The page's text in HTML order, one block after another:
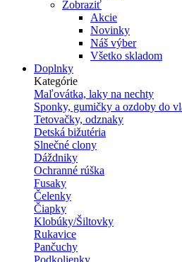
Zobraziť
Akcie
Novinky
Náš výber
Všetko skladom
Doplnky
Kategórie
Maľovátka, laky na nechty
Sponky, gumičky a ozdoby do
Tetovačky, odznaky
Detská bižutéria
Slnečné clony
Dáždniky
Ochranné rúška
Fusaky
Čelenky
Čiapky
Klobúky/Šiltovky
Rukavice
Pančuchy
Podkolienky